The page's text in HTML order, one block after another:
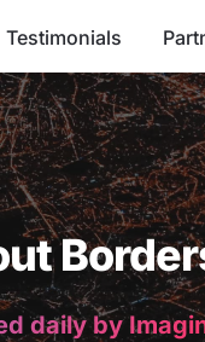
Testimonials
daily by